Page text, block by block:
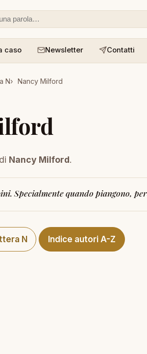
o un aforisma
caso Newsletter Contatti
N Nancy Milford
Nancy Milford.
Specialmente quando piangono,
N Indice autori A-Z